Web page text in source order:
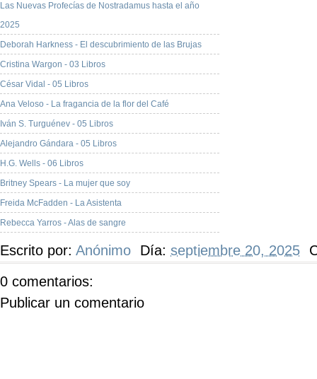
Las Nuevas Profecías de Nostradamus hasta el año
2025
Deborah Harkness - El descubrimiento de las Brujas
Cristina Wargon - 03 Libros
César Vidal - 05 Libros
Ana Veloso - La fragancia de la flor del Café
Iván S. Turguénev - 05 Libros
Alejandro Gándara - 05 Libros
H.G. Wells - 06 Libros
Britney Spears - La mujer que soy
Freida McFadden - La Asistenta
Rebecca Yarros - Alas de sangre
Escrito por: Anónimo Día: septiembre 20, 2025
0 comentarios:
Publicar un comentario